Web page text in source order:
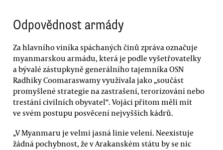
Odpovědnost armády
Za hlavního viníka spáchaných činů zpráva označuje
myanmarskou armádu, která je podle vyšetřovatelky
a bývalé zástupkyně generálního tajemníka OSN
Radhiky Coomaraswamy využívala jako „součást
promyšlené strategie na zastrašení, terorizování nebo
trestání civilních obyvatel“. Vojáci přitom měli mít
ve svém postupu posvěcení nejvyšších kádrů.
„V Myanmaru je velmi jasná linie velení. Neexistuje
žádná pochybnost, že v Arakanském státu by se nic